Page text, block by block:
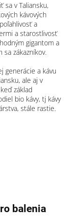
sa v Taliansku,
kávových
a
a starostlivosť
gigantom a
sa zákazníkov.
generácie a kávu
ale aj v
základ
bio kávy, tj kávy
stále rastie.
balenia